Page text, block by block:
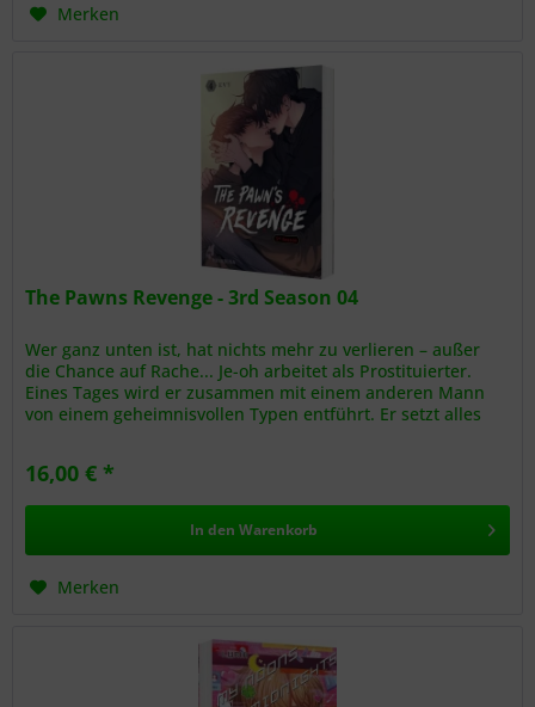
Merken
The Pawns Revenge - 3rd Season 04
Wer ganz unten ist, hat nichts mehr zu verlieren – außer
die Chance auf Rache... Je-oh arbeitet als Prostituierter.
Eines Tages wird er zusammen mit einem anderen Mann
von einem geheimnisvollen Typen entführt. Er setzt alles
16,00 € *
In den Warenkorb
Merken